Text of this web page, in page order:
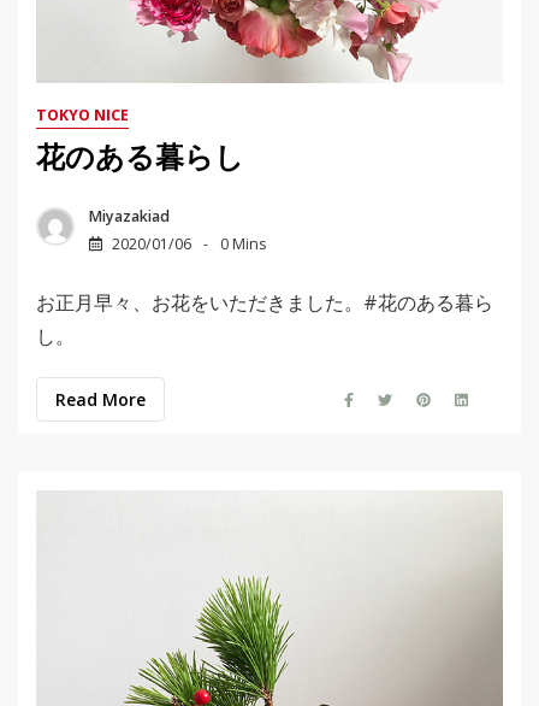
TOKYO NICE
花のある暮らし
Miyazakiad
2020/01/06
0 Mins
お正月早々、お花をいただきました。#花のある暮ら
し。
Read More